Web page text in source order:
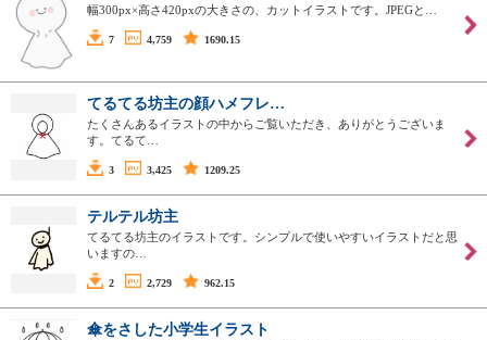
幅300px×高さ420pxの大きさの、カットイラストです。JPEGと…
7 4,759 1690.15
てるてる坊主の顔ハメフレ…
たくさんあるイラストの中からご覧いただき、ありがとうございま
す。てるて…
3 3,425 1209.25
テルテル坊主
てるてる坊主のイラストです。シンプルで使いやすいイラストだと思
いますの…
2 2,729 962.15
傘をさした小学生イラスト